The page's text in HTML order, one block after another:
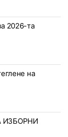
2026-та
на
ИЗБОРНИ